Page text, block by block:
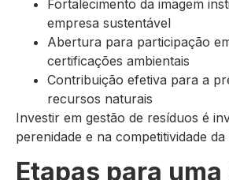
Fortalecimento da imagem
empresa sustentável
Abertura para participação
certificações ambientais
Contribuição efetiva para a
recursos naturais
Investir em gestão de resíduos é
perenidade e na competitividade da
Etapas para